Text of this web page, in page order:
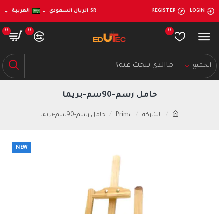
LOGIN
REGISTER
SR الريال السعودي العربية
0
0
0
الجميع
الشركة Prima حامل رسم-90سم-بريما
حامل رسم-90سم-بريما
NEW